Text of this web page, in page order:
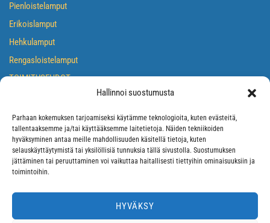
Hallinnoi suostumusta
Parhaan kokemuksen tarjoamiseksi käytämme teknologioita, kuten evästeitä,
tallentaaksemme ja/tai käyttääksemme laitetietoja. Näiden tekniikoiden
hyväksyminen antaa meille mahdollisuuden käsitellä tietoja, kuten
selauskäyttäytymistä tai yksilöllisiä tunnuksia tällä sivustolla. Suostumuksen
jättäminen tai peruuttaminen voi vaikuttaa haitallisesti tiettyihin ominaisuuksiin ja
toimintoihin.
HYVÄKSY
Pienloistelamput
Erikoislamput
Hehkulamput
Rengasloistelamput
TOIMITUSEHDOT
EVÄSTEKÄYTÄNTÖ